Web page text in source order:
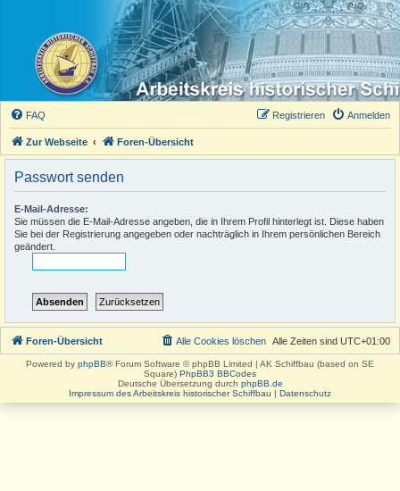
FAQ Anmelden
Registrieren
Zur Webseite Foren-Übersicht
Passwort senden
E-Mail-Adresse:
Sie müssen die E-Mail-Adresse angeben, die in Ihrem Profil hinterlegt ist. Diese haben
Sie bei der Registrierung angegeben oder nachträglich in Ihrem persönlichen Bereich
geändert.
Foren-Übersicht Alle Zeiten sind UTC+01:00
Alle Cookies löschen
Powered by phpBB® Forum Software © phpBB Limited | AK Schiffbau (based on SE
Square) PhpBB3 BBCodes
Deutsche Übersetzung durch phpBB.de
Impressum des Arbeitskreis historischer Schiffbau | Datenschutz